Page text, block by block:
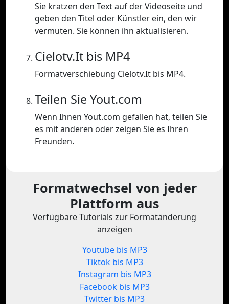
Sie kratzen den Text auf der Videoseite und
geben den Titel oder Künstler ein, den wir
vermuten. Sie können ihn aktualisieren.
Cielotv.It bis MP4
Formatverschiebung Cielotv.It bis MP4.
Teilen Sie Yout.com
Wenn Ihnen Yout.com gefallen hat, teilen Sie
es mit anderen oder zeigen Sie es Ihren
Freunden.
Formatwechsel von jeder
Plattform aus
Verfügbare Tutorials zur Formatänderung
anzeigen
Youtube bis MP3
Tiktok bis MP3
Instagram bis MP3
Facebook bis MP3
Twitter bis MP3